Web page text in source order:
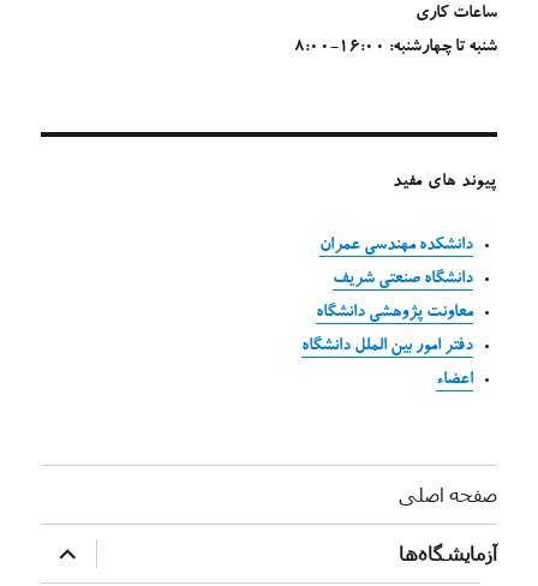
ساعات کاری
شنبه تا چهارشنبه: 16:00-8:00
پیوند های مفید
دانشکده مهندسی عمران
دانشگاه صنعتی شریف
معاونت پژوهشی دانشگاه
دفتر امور بین الملل دانشگاه
اعضاء
صفحه اصلی
آزمایشگاه‌ها
بازکردن
زیرفهرست